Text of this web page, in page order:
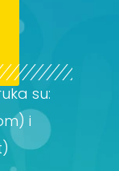
su:
i